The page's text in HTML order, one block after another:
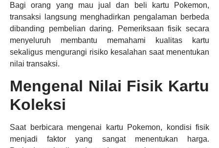
Bagi orang yang mau jual dan beli kartu Pokemon,
transaksi langsung menghadirkan pengalaman berbeda
dibanding pembelian daring. Pemeriksaan fisik secara
menyeluruh membantu memahami kualitas kartu
sekaligus mengurangi risiko kesalahan saat menentukan
nilai transaksi.
Mengenal Nilai Fisik Kartu
Koleksi
Saat berbicara mengenai kartu Pokemon, kondisi fisik
menjadi faktor yang sangat menentukan harga.